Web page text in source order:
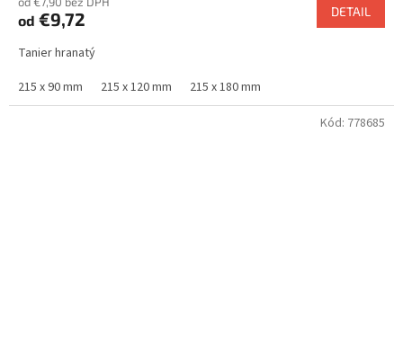
od €9,72 DETAIL
Tanier hranatý
215 x 90 mm
215 x 120 mm 215 x 180 mm
Kód: 778685